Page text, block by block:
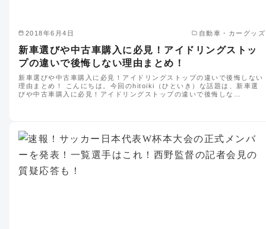
2018年6月4日 自動車・カーグッズ
新車選びや中古車購入に必見！アイドリングストッ
プの違いで後悔しない理由まとめ！
新車選びや中古車購入に必見！アイドリングストップの違いで後悔しない
理由まとめ！ こんにちは。今回のhitoiki（ひといき）な話題は、新車選
びや中古車購入に必見！アイドリングストップの違いで後悔しな…